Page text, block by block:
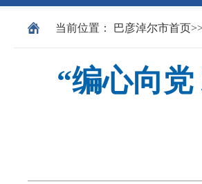
当前位置： 巴彦淖尔市首页
“编心向